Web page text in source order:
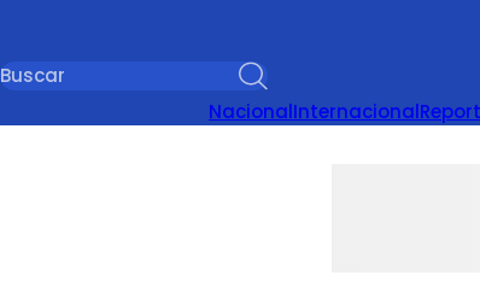
NacionalInternacional